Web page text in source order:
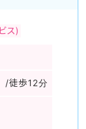
ス)
/徒歩12分